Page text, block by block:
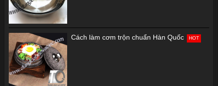
Cách làm cơm trộn chuẩn Hàn Quốc HOT